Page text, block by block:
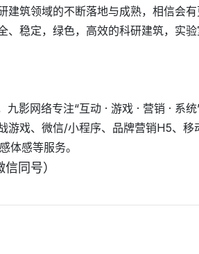
建筑领域的不断落地与成熟，相信会
、稳定，绿色，高效的科研建筑，实验
九影网络专注“互动 · 游戏 · 营销 · 系
游戏、微信/小程序、品牌营销H5、
体感等服务。
信同号）